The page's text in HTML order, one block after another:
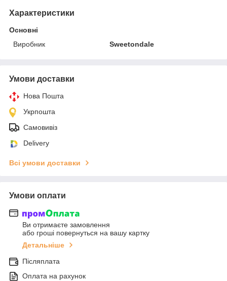
Характеристики
Основні
Виробник
Sweetondale
Умови доставки
Нова Пошта
Укрпошта
Самовивіз
Delivery
Всі умови доставки
Умови оплати
Ви отримаєте замовлення
або гроші повернуться на вашу картку
Детальніше
Післяплата
Оплата на рахунок